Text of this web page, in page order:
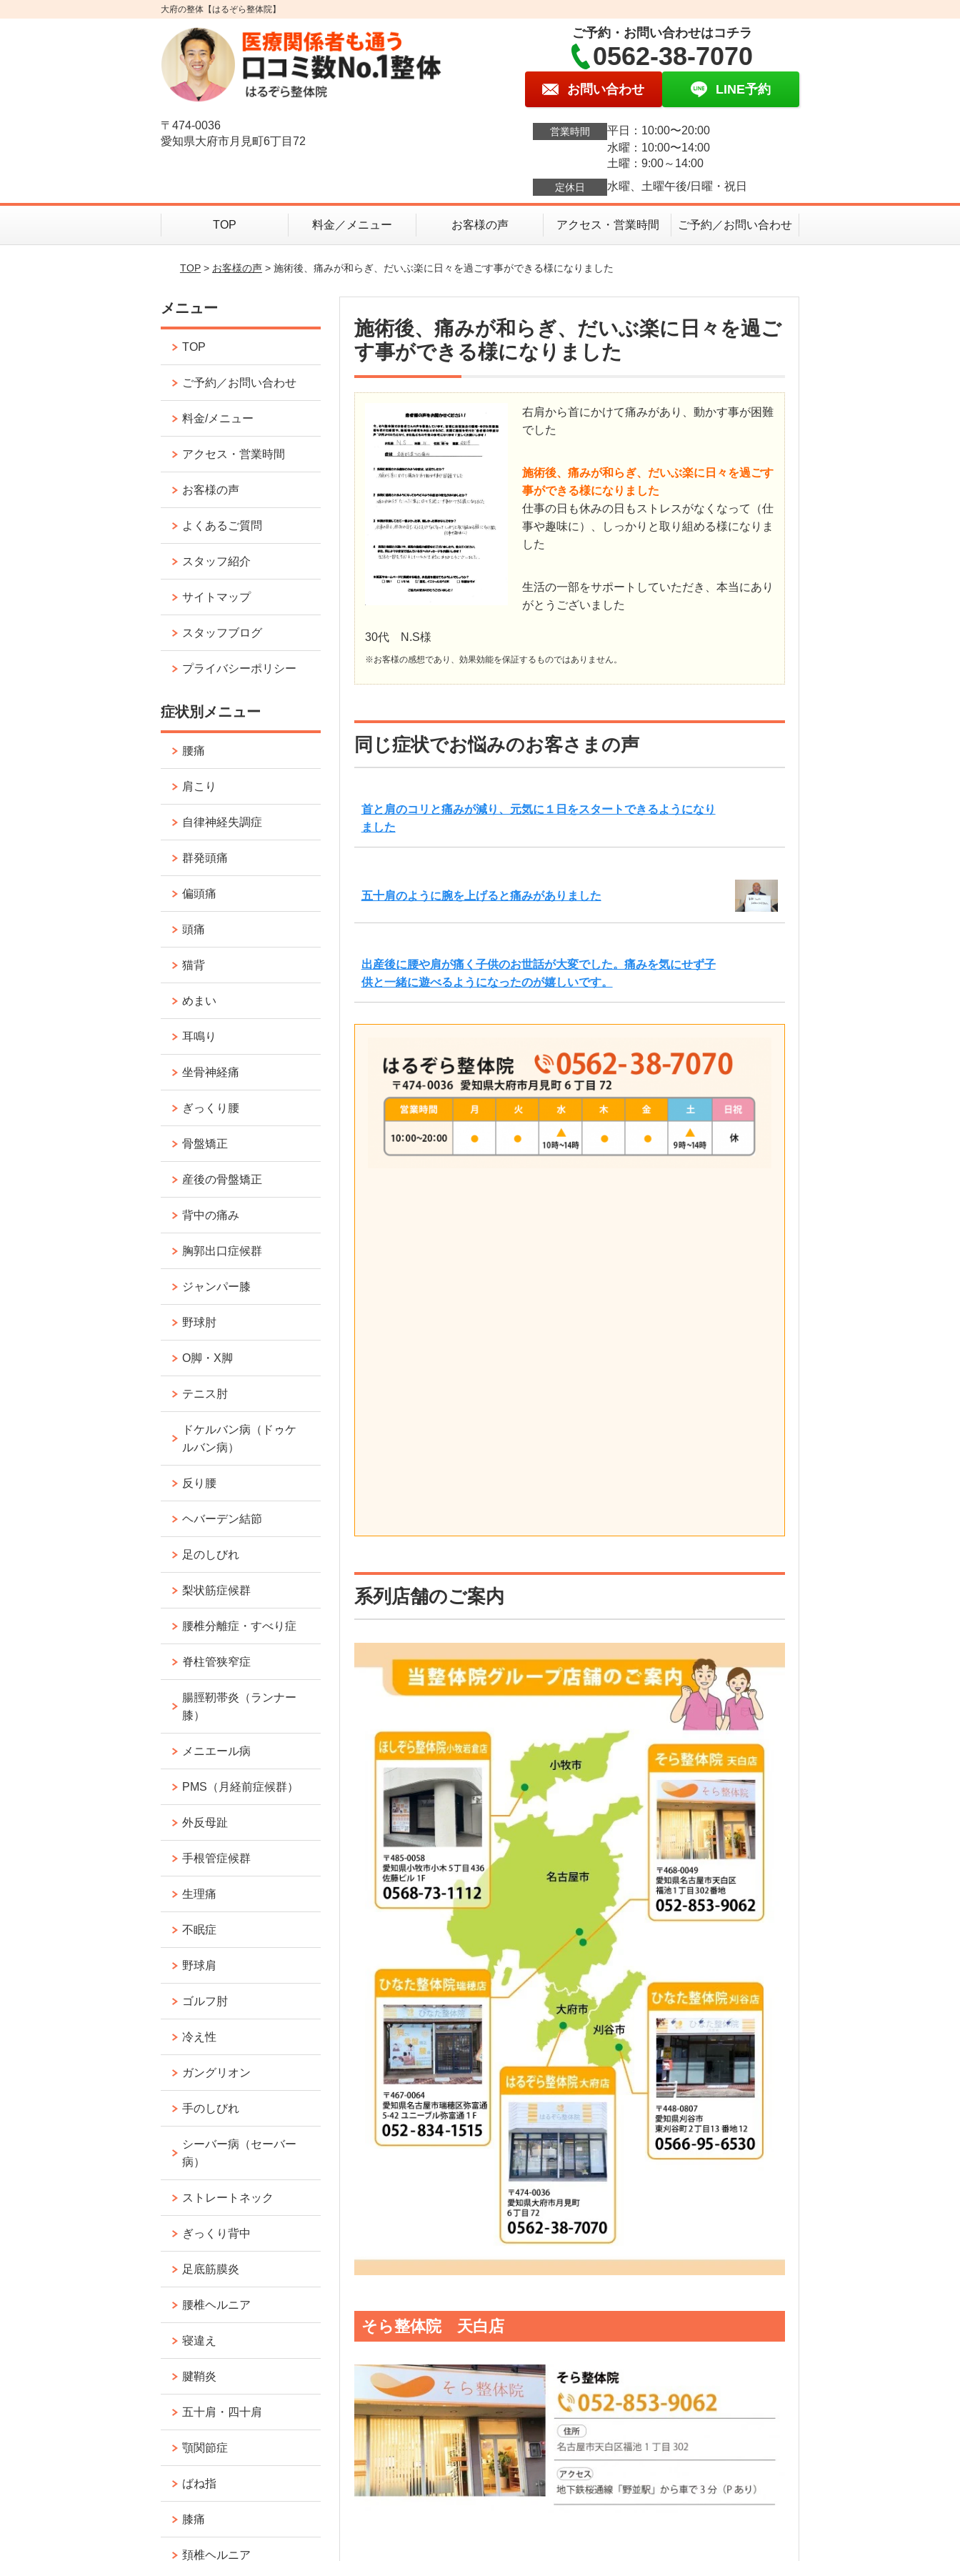
大府の整体【はるぞら整体院】
〒474-0036
愛知県大府市月見町6丁目72
ご予約・お問い合わせはコチラ
0562-38-7070
お問い合わせ LINE予約
営業時間
平日：10:00〜20:00
水曜：10:00〜14:00
土曜：9:00～14:00
定休日 水曜、土曜午後/日曜・祝日
TOP 料金／メニュー お客様の声 アクセス・営業時間 ご予約／お問い合わせ
TOP> お客様の声> 施術後、痛みが和らぎ、だいぶ楽に日々を過ごす事ができる様になりました
施術後、痛みが和らぎ、だいぶ楽に日々を過ご
す事ができる様になりました
右肩から首にかけて痛みがあり、動かす事が困難
でした
施術後、痛みが和らぎ、だいぶ楽に日々を過ごす
事ができる様になりました
仕事の日も休みの日もストレスがなくなって（仕
事や趣味に）、しっかりと取り組める様になりま
した
生活の一部をサポートしていただき、本当にあり
がとうございました
30代 N.S様
※お客様の感想であり、効果効能を保証するものではありません。
同じ症状でお悩みのお客さまの声
首と肩のコリと痛みが減り、元気に１日をスタートできるようになり
ました
五十肩のように腕を上げると痛みがありました
出産後に腰や肩が痛く子供のお世話が大変でした。痛みを気にせず子
供と一緒に遊べるようになったのが嬉しいです。
系列店舗のご案内
そら整体院 天白店
メニュー
TOP
ご予約／お問い合わせ
料金/メニュー
アクセス・営業時間
お客様の声
よくあるご質問
スタッフ紹介
サイトマップ
スタッフブログ
プライバシーポリシー
症状別メニュー
腰痛
肩こり
自律神経失調症
群発頭痛
偏頭痛
頭痛
猫背
めまい
耳鳴り
坐骨神経痛
ぎっくり腰
骨盤矯正
産後の骨盤矯正
背中の痛み
胸郭出口症候群
ジャンパー膝
野球肘
O脚・X脚
テニス肘
ドケルバン病（ドゥケ
ルバン病）
反り腰
ヘバーデン結節
足のしびれ
梨状筋症候群
腰椎分離症・すべり症
脊柱管狭窄症
腸脛靭帯炎（ランナー
膝）
メニエール病
PMS（月経前症候群）
外反母趾
手根管症候群
生理痛
不眠症
野球肩
ゴルフ肘
冷え性
ガングリオン
手のしびれ
シーバー病（セーバー
病）
ストレートネック
ぎっくり背中
足底筋膜炎
腰椎ヘルニア
寝違え
腱鞘炎
五十肩・四十肩
顎関節症
ばね指
膝痛
頚椎ヘルニア